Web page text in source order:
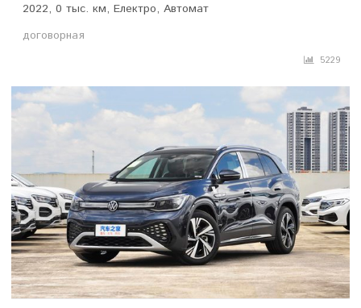
2022, 0 тыс. км, Електро, Автомат
договорная
5229